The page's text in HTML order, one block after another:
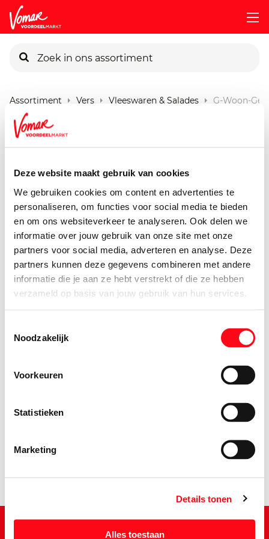
Deze website maakt gebruik van cookies
We gebruiken cookies om content en advertenties te
personaliseren, om functies voor social media te bieden
en om ons websiteverkeer te analyseren. Ook delen we
informatie over jouw gebruik van onze site met onze
partners voor social media, adverteren en analyse. Deze
partners kunnen deze gegevens combineren met andere
informatie die je aan ze hebt verstrekt of die ze hebben
verzameld op basis van jouw gebruik van hun services.
Noodzakelijk
Voorkeuren
Statistieken
Marketing
Details tonen
Alles toestaan
Pincode vergeten
Persoonlijk KIK-account
Assortiment Vers Vleeswaren & Salades G-Woon-
G'woon Gevulde Ei Salade
1.99